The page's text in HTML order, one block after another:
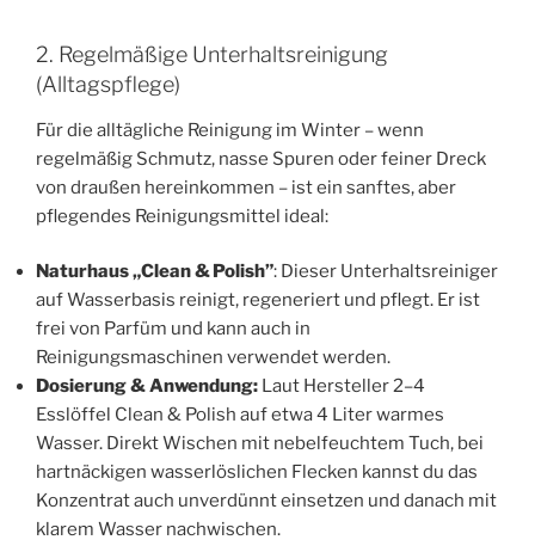
2. Regelmäßige Unterhaltsreinigung
(Alltagspflege)
Für die alltägliche Reinigung im Winter – wenn
regelmäßig Schmutz, nasse Spuren oder feiner Dreck
von draußen hereinkommen – ist ein sanftes, aber
pflegendes Reinigungsmittel ideal:
Naturhaus „Clean & Polish”: Dieser Unterhaltsreiniger
auf Wasserbasis reinigt, regeneriert und pflegt. Er ist
frei von Parfüm und kann auch in
Reinigungsmaschinen verwendet werden.
Dosierung & Anwendung: Laut Hersteller 2–4
Esslöffel Clean & Polish auf etwa 4 Liter warmes
Wasser. Direkt Wischen mit nebelfeuchtem Tuch, bei
hartnäckigen wasserlöslichen Flecken kannst du das
Konzentrat auch unverdünnt einsetzen und danach mit
klarem Wasser nachwischen.